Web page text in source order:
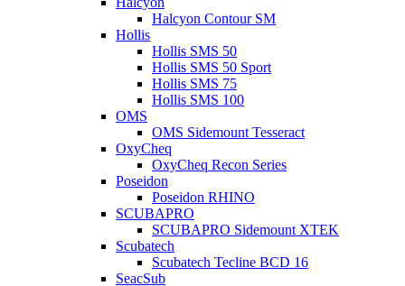
Halcyon Contour SM
Hollis
Hollis SMS 50
Hollis SMS 50 Sport
Hollis SMS 75
Hollis SMS 100
OMS
OMS Sidemount Tesseract
OxyCheq
OxyCheq Recon Series
Poseidon
Poseidon RHINO
SCUBAPRO
SCUBAPRO Sidemount XTEK
Scubatech
Scubatech Tecline BCD 16
SeacSub